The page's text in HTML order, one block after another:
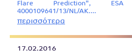
Flare Prediction",
4000109641/13/NL/AK.…
περισσότερα
17.02.2016